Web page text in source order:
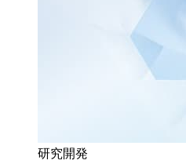
研究開発